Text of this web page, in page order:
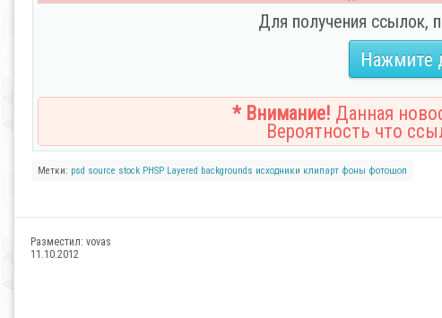
Для получения ссылок,
Нажмите
* Внимание! Данная
Вероятность что
Метки: psd source stock PHSP Layered backgrounds исходники клипарт фоны фотошоп
Разместил: vovas
11.10.2012